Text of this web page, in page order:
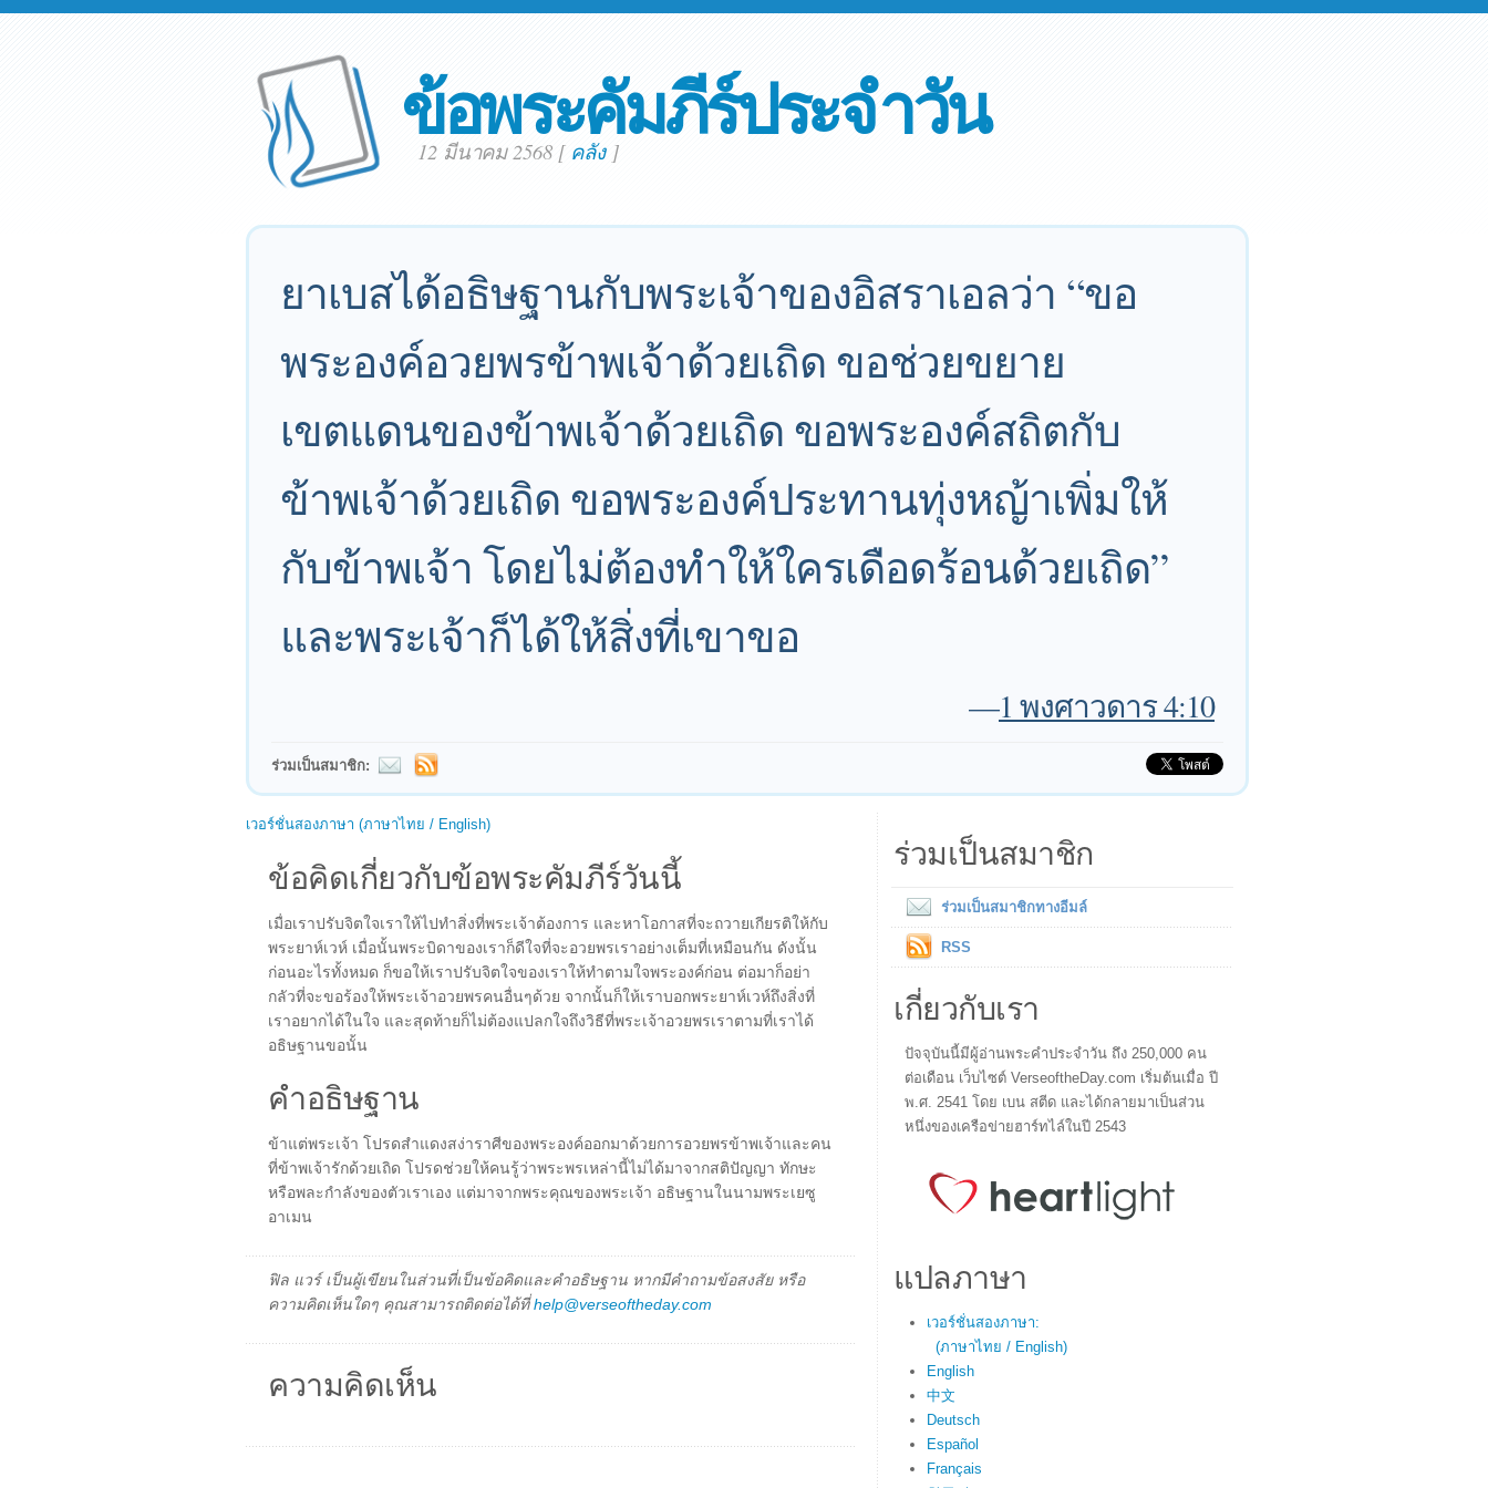
ข้อพระคัมภีร์ประจำวัน
12 มีนาคม 2568 [ คลัง]
ยาเบสได้อธิษฐานกับพระเจ้าของอิสราเอลว่า “ขอ
พระองค์อวยพรข้าพเจ้าด้วยเถิด ขอช่วยขยาย
เขตแดนของข้าพเจ้าด้วยเถิด ขอพระองค์สถิตกับ
ข้าพเจ้าด้วยเถิด ขอพระองค์ประทานทุ่งหญ้าเพิ่มให้
กับข้าพเจ้า โดยไม่ต้องทำให้ใครเดือดร้อนด้วยเถิด”
และพระเจ้าก็ได้ให้สิ่งที่เขาขอ
—1 พงศาวดาร 4:10
ร่วมเป็นสมาชิก:
เวอร์ชั่นสองภาษา (ภาษาไทย / English)
ข้อคิดเกี่ยวกับข้อพระคัมภีร์วันนี้
เมื่อเราปรับจิตใจเราให้ไปทำสิ่งที่พระเจ้าต้องการ และหาโอกาสที่จะถวายเกียรติให้กับ
พระยาห์เวห์ เมื่อนั้นพระบิดาของเราก็ดีใจที่จะอวยพรเราอย่างเต็มที่เหมือนกัน ดังนั้น
ก่อนอะไรทั้งหมด ก็ขอให้เราปรับจิตใจของเราให้ทำตามใจพระองค์ก่อน ต่อมาก็อย่า
กลัวที่จะขอร้องให้พระเจ้าอวยพรคนอื่นๆด้วย จากนั้นก็ให้เราบอกพระยาห์เวห์ถึงสิ่งที่
เราอยากได้ในใจ และสุดท้ายก็ไม่ต้องแปลกใจถึงวิธีที่พระเจ้าอวยพรเราตามที่เราได้
อธิษฐานขอนั้น
คำอธิษฐาน
ข้าแต่พระเจ้า โปรดสำแดงสง่าราศีของพระองค์ออกมาด้วยการอวยพรข้าพเจ้าและคน
ที่ข้าพเจ้ารักด้วยเถิด โปรดช่วยให้คนรู้ว่าพระพรเหล่านี้ไม่ได้มาจากสติปัญญา ทักษะ
หรือพละกำลังของตัวเราเอง แต่มาจากพระคุณของพระเจ้า อธิษฐานในนามพระเยซู
อาเมน
ฟิล แวร์ เป็นผู้เขียนในส่วนที่เป็นข้อคิดและคำอธิษฐาน หากมีคำถามข้อสงสัย หรือ
ความคิดเห็นใดๆ คุณสามารถติดต่อได้ที่help@verseoftheday.com
ความคิดเห็น
ร่วมเป็นสมาชิก
ร่วมเป็นสมาชิกทางอีมล์
RSS
เกี่ยวกับเรา
ปัจจุบันนี้มีผู้อ่านพระคำประจำวัน ถึง 250,000 คน
ต่อเดือน เว็บไซต์ VerseoftheDay.com เริ่มต้นเมื่อ ปี
พ.ศ. 2541 โดย เบน สตีด และได้กลายมาเป็นส่วน
หนึ่งของเครือข่ายฮาร์ทไล์ในปี 2543
แปลภาษา
เวอร์ชั่นสองภาษา:
(ภาษาไทย / English)
English
中文
Deutsch
Español
Français